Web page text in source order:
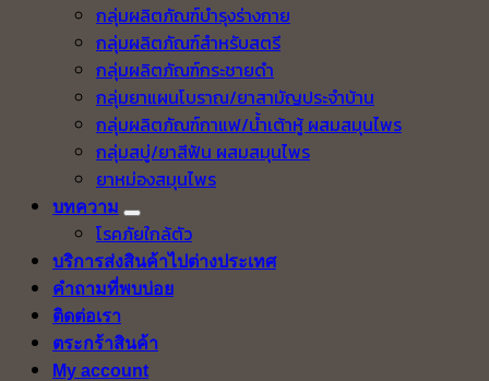
กลุ่มผลิตภัณฑ์บำรุงร่างกาย
กลุ่มผลิตภัณฑ์สำหรับสตรี
กลุ่มผลิตภัณฑ์กระชายดำ
กลุ่มยาแผนโบราณ/ยาสามัญประจำบ้าน
กลุ่มผลิตภัณฑ์กาแฟ/น้ำเต้าหู้ ผสมสมุนไพร
กลุ่มสบู่/ยาสีฟัน ผสมสมุนไพร
ยาหม่องสมุนไพร
บทความ
โรคภัยใกล้ตัว
บริการส่งสินค้าไปต่างประเทศ
คำถามที่พบบ่อย
ติดต่อเรา
ตระกร้าสินค้า
My account